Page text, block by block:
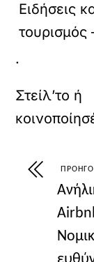
Ειδήσεις
.